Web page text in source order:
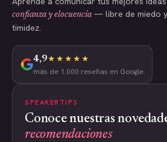
confianza y elocuencia — libre de miedo y
timidez.
4,9★★★★★
más de 1.000 reseñas en Google
SPEAKERTIPS
Conoce nuestras
recomendaciones